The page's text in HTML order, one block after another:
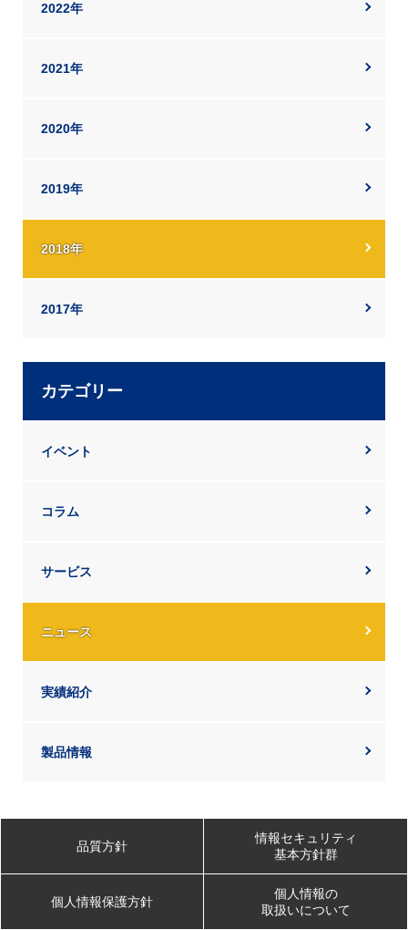
2022年
2021年
2020年
2019年
2018年
2017年
カテゴリー
イベント
コラム
サービス
ニュース
実績紹介
製品情報
品質方針
情報セキュリティ
基本方針群
個人情報保護方針
個人情報の
取扱いについて